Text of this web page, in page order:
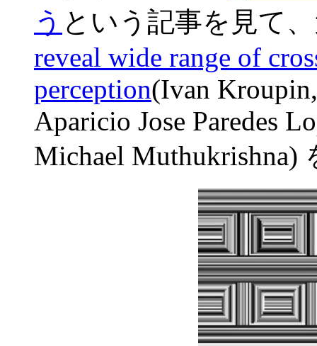
う という記事を見て
reveal wide range of
perception(Ivan
Aparicio Jose Paredes
Michael